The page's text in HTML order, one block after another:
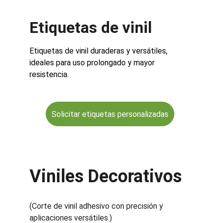
Etiquetas de vinil duraderas y versátiles,
ideales para uso prolongado y mayor
resistencia.
Etiquetas de vinil
Solicitar etiquetas personalizadas
Viniles Decorativos
(Corte de vinil adhesivo con precisión y
aplicaciones versátiles.)